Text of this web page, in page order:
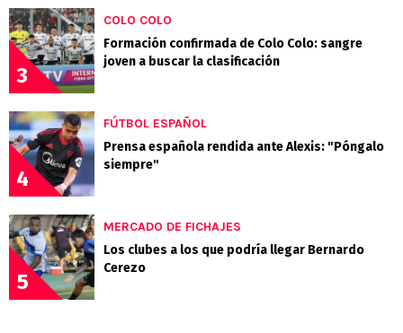
3
COLO COLO
Formación confirmada de Colo Colo: sangre
joven a buscar la clasificación
4
FÚTBOL ESPAÑOL
Prensa española rendida ante Alexis: "Póngalo
siempre"
5
MERCADO DE FICHAJES
Los clubes a los que podría llegar Bernardo
Cerezo